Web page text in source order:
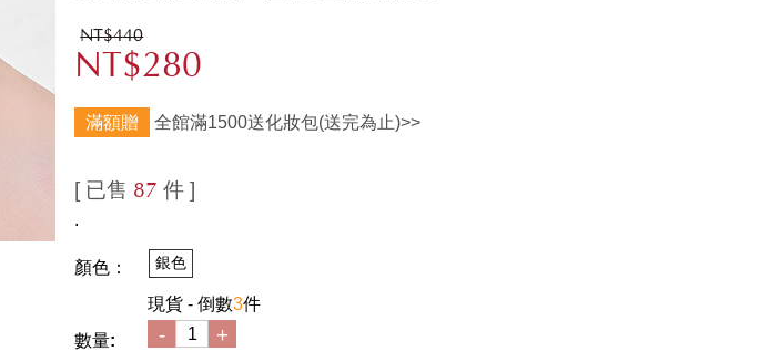
NT$440
NT$280
滿額贈 全館滿1500送化妝包(送完為止)>>
[ 已售 87 件 ]
.
顏色： 銀色
現貨 - 倒數3件
數量:
- +